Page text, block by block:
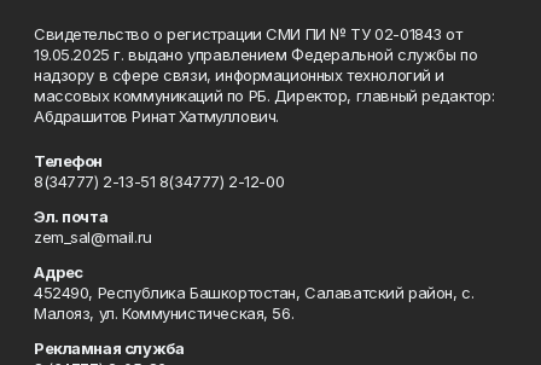
Свидетельство о регистрации СМИ ПИ № ТУ 02-01843 от
19.05.2025 г. выдано управлением Федеральной службы по
надзору в сфере связи, информационных технологий и
массовых коммуникаций по РБ. Директор, главный редактор:
Абдрашитов Ринат Хатмуллович.
Телефон
8(34777) 2-13-51 8(34777) 2-12-00
Эл. почта
zem_sal@mail.ru
Адрес
452490, Республика Башкортостан, Салаватский район, с.
Малояз, ул. Коммунистическая, 56.
Рекламная служба